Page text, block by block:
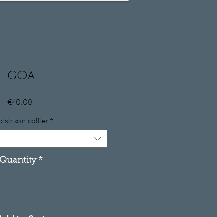
GOA
€40.00
son collier *
Quantity *